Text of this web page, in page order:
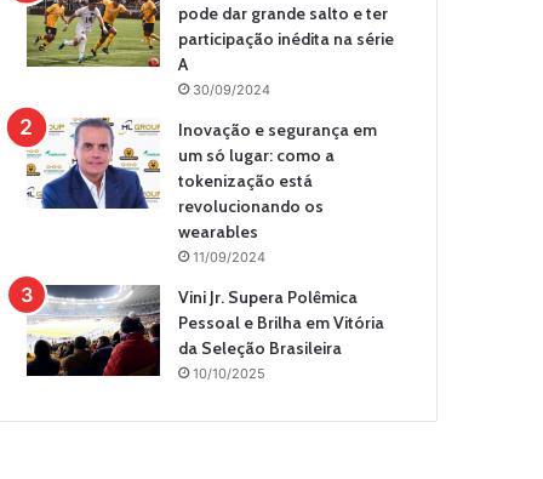
pode dar grande salto e ter
participação inédita na série
A
30/09/2024
Inovação e segurança em
um só lugar: como a
tokenização está
revolucionando os
wearables
11/09/2024
Vini Jr. Supera Polêmica
Pessoal e Brilha em Vitória
da Seleção Brasileira
10/10/2025